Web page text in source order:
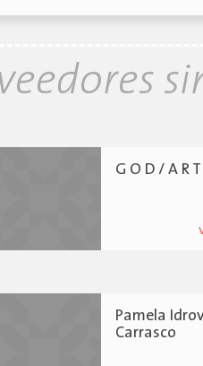
G O D / A R T
Pamela
Carrasco